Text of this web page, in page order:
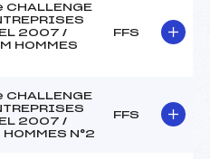
2007 /
HOMMES
FFS
2007 /
HOMMES N°2
FFS